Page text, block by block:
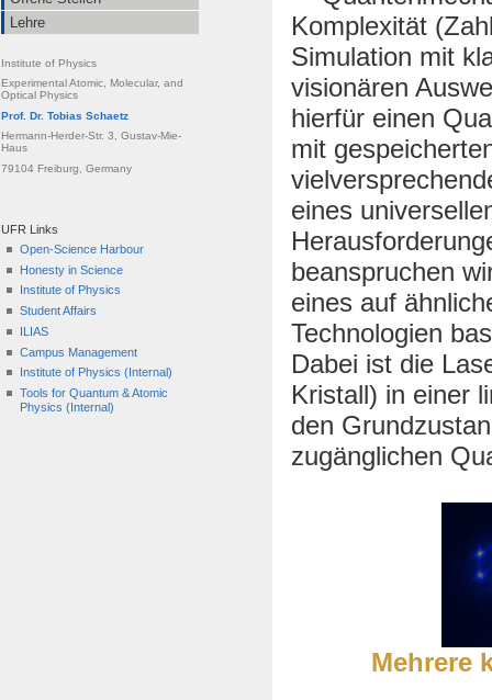
Lehre
Institute of Physics
Experimental Atomic, Molecular, and
Optical Physics
Prof. Dr. Tobias Schaetz
Hermann-Herder-Str. 3, Gustav-Mie-
Haus
79104 Freiburg, Germany
UFR Links
Open-Science Harbour
Honesty in Science
Institute of Physics
Student Affairs
ILIAS
Campus Management
Institute of Physics (Internal)
Tools for Quantum & Atomic
Physics (Internal)
Komplexität
Simulation mit
visionären
hierfür einen
mit
eines
beanspruchen
eines auf
Technologien
Dabei ist die
Kristall) in einer
den
zugänglichen
Mehrere